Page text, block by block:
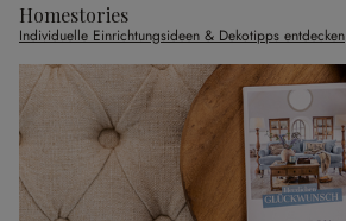
Homestories
Individuelle Einrichtungsideen & Dekotipps entdecken